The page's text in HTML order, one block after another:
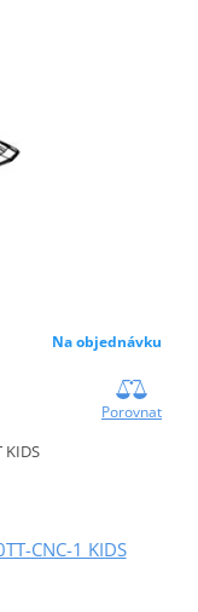
Na objednávku
Porovnat
CNC-1 KIDS